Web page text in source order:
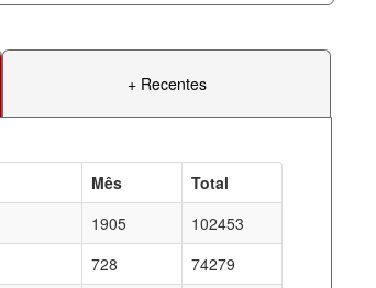
+ Recentes
Mês
Total
1905
102453
728
74279